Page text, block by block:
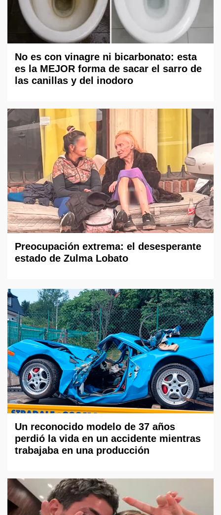
No es con vinagre ni bicarbonato: esta
es la MEJOR forma de sacar el sarro de
las canillas y del inodoro
Preocupación extrema: el desesperante
estado de Zulma Lobato
Un reconocido modelo de 37 años
perdió la vida en un accidente mientras
trabajaba en una producción